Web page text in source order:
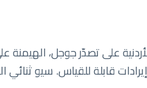
على تصدّر جوجل، الهيمنة
قابلة للقياس. سيو ثنائي